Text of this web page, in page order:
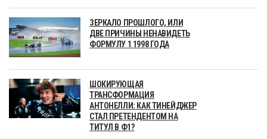
ЗЕРКАЛО ПРОШЛОГО, ИЛИ
ДВЕ ПРИЧИНЫ НЕНАВИДЕТЬ
ФОРМУЛУ 1 1998 ГОДА
ШОКИРУЮЩАЯ
ТРАНСФОРМАЦИЯ
АНТОНЕЛЛИ: КАК ТИНЕЙДЖЕР
СТАЛ ПРЕТЕНДЕНТОМ НА
ТИТУЛ В Ф1?